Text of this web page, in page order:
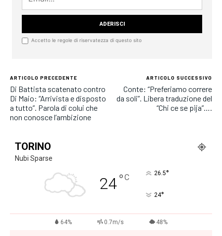
Accetto le regole di riservatezza di questo sito
ARTICOLO PRECEDENTE
Di Battista scatenato contro
Di Maio: “Arrivista e disposto
a tutto”. Parola di colui che
non conosce l’ambizione
ARTICOLO SUCCESSIVO
Conte: “Preferiamo correre
da soli”. Libera traduzione del
“Chi ce se pija”….
TORINO
Nubi Sparse
24°C 26.5°
24°
64% 0.7m/s 48%